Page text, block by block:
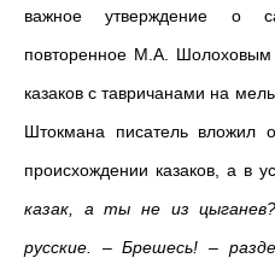
важное утверждение о
повторенное М.А. Шолоховым
казаков с тавричанами на
Штокмана писатель вложил
происхождении казаков, а в
казак, а ты не из
русские. – Брешесь! –